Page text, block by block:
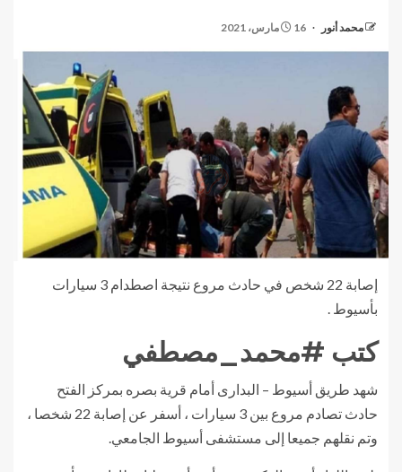
محمد أنور 16 مارس، 2021
إصابة 22 شخص في حادث مروع نتيجة اصطدام 3 سيارات
بأسيوط .
كتب #محمد_مصطفي
شهد طريق أسيوط – البدارى أمام قرية بصره بمركز الفتح
حادث تصادم مروع بين 3 سيارات ، أسفر عن إصابة 22 شخصا ،
وتم نقلهم جميعا إلى مستشفى أسيوط الجامعي.